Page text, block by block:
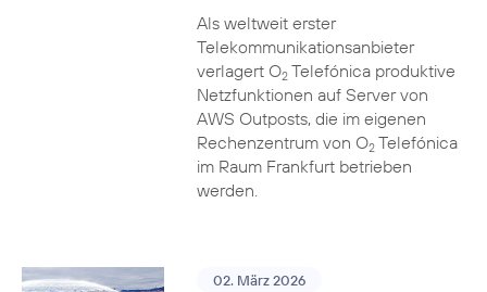
Als weltweit erster
Telekommunikationsanbieter
verlagert O2Telefónica produktive
Netzfunktionen auf Server von
AWS Outposts, die im eigenen
Rechenzentrum von O2Telefónica
im Raum Frankfurt betrieben
werden.
02. März 2026